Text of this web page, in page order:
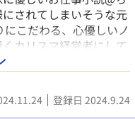
されてしまいそうな元
こだわる、心優しいノ
カリスマ経営者にして
併せ持つスパダリかと
能力ゼロＭ。 ※第12回
していた作品（完成
結を目指しています。
登録日 2024.9.24